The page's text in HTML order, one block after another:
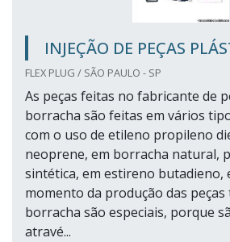
INJEÇÃO DE PEÇAS
FLEX PLUG / SÃO PAULO - SP
As peças feitas no fabricante de
borracha são feitas em vários
com o uso de etileno propileno
neoprene, em borracha natural,
sintética, em estireno butadieno,
momento da produção das peças
borracha são especiais, porque
atravé...